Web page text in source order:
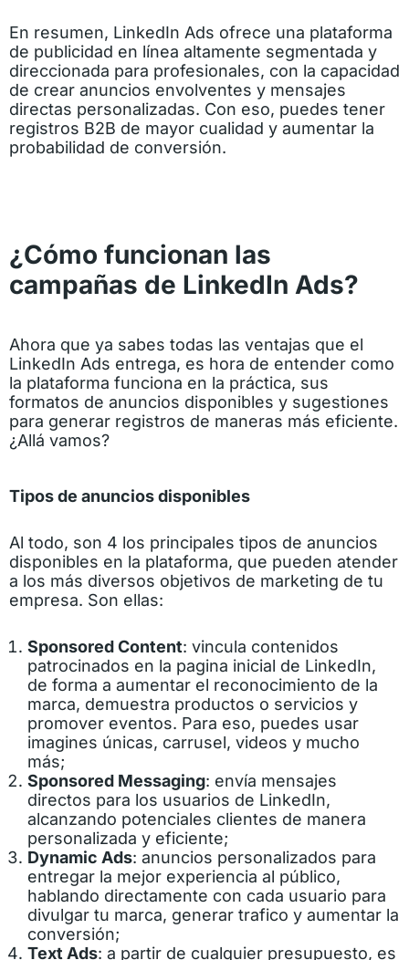
En resumen, LinkedIn Ads ofrece una plataforma
de publicidad en línea altamente segmentada y
direccionada para profesionales, con la capacidad
de crear anuncios envolventes y mensajes
directas personalizadas. Con eso, puedes tener
registros B2B de mayor cualidad y aumentar la
probabilidad de conversión.
¿Cómo funcionan las
campañas de LinkedIn Ads?
Ahora que ya sabes todas las ventajas que el
LinkedIn Ads entrega, es hora de entender como
la plataforma funciona en la práctica, sus
formatos de anuncios disponibles y sugestiones
para generar registros de maneras más eficiente.
¿Allá vamos?
Tipos de anuncios disponibles
Al todo, son 4 los principales tipos de anuncios
disponibles en la plataforma, que pueden atender
a los más diversos objetivos de marketing de tu
empresa. Son ellas:
Sponsored Content: vincula contenidos
patrocinados en la pagina inicial de LinkedIn,
de forma a aumentar el reconocimiento de la
marca, demuestra productos o servicios y
promover eventos. Para eso, puedes usar
imagines únicas, carrusel, videos y mucho
más;
Sponsored Messaging: envía mensajes
directos para los usuarios de LinkedIn,
alcanzando potenciales clientes de manera
personalizada y eficiente;
Dynamic Ads: anuncios personalizados para
entregar la mejor experiencia al público,
hablando directamente con cada usuario para
divulgar tu marca, generar trafico y aumentar la
conversión;
Text Ads: a partir de cualquier presupuesto, es